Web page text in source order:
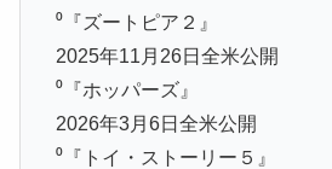
⁰『ズートピア２』
2025年11月26日全米公開
⁰『ホッパーズ』
2026年3月6日全米公開
⁰『トイ・ストーリー５』